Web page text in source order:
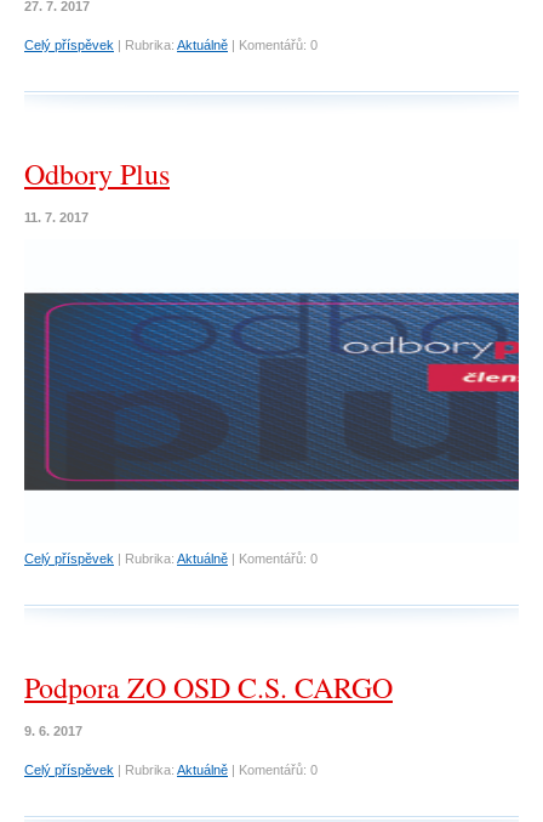
27. 7. 2017
Celý příspěvek | Rubrika: Aktuálně | Komentářů: 0
Odbory Plus
11. 7. 2017
Celý příspěvek | Rubrika: Aktuálně | Komentářů: 0
Podpora ZO OSD C.S. CARGO
9. 6. 2017
Celý příspěvek | Rubrika: Aktuálně | Komentářů: 0